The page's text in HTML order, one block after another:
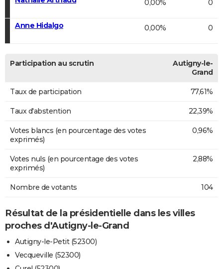
0,00% 0
Anne Hidalgo 0,00% 0
Participation au scrutin
Autigny-le-
Grand
Taux de participation 77,61%
Taux d'abstention 22,39%
Votes blancs (en pourcentage des votes
exprimés)
0,96%
Votes nuls (en pourcentage des votes
exprimés)
2,88%
Nombre de votants 104
Résultat de la présidentielle dans les villes
proches d'Autigny-le-Grand
Autigny-le-Petit (52300)
Vecqueville (52300)